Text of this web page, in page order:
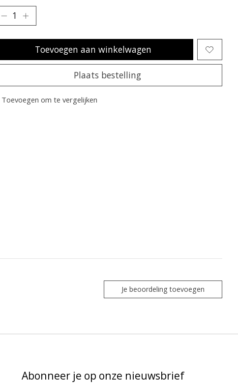
Toevoegen aan winkelwagen
Plaats bestelling
Toevoegen om te vergelijken
Je beoordeling toevoegen
Abonneer je op onze nieuwsbrief